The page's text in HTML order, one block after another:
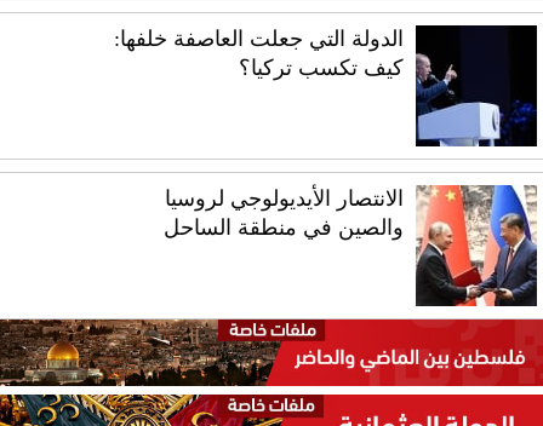
الدولة التي جعلت العاصفة خلفها:
كيف تكسب تركيا؟
الانتصار الأيديولوجي لروسيا
والصين في منطقة الساحل